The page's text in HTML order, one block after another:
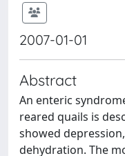
2007-01-01
Abstract
An enteric
reared quails is
showed
dehydration. The